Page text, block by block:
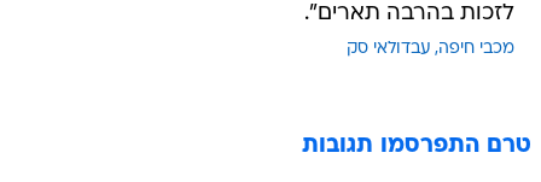
לזכות בהרבה תארים".
מכבי חיפה עבדולאי סק
טרם התפרסמו תגובות